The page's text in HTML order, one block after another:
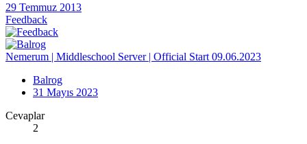
29 Temmuz 2013
Feedback
Nemerum | Middleschool Server | Official Start 09.06.2023
Balrog
31 Mayıs 2023
Cevaplar
2